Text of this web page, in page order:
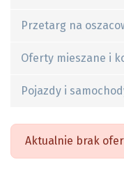
Przetarg na
Oferty mieszane i
Pojazdy i
Aktualnie brak